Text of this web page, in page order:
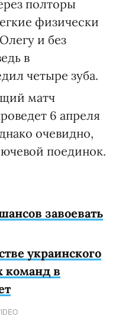
полторы
физически
и без
в
четыре зуба.
матч
6 апреля
очевидно,
поединок.
завоевать
украинского
команд в